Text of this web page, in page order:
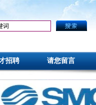
招聘 请您留言